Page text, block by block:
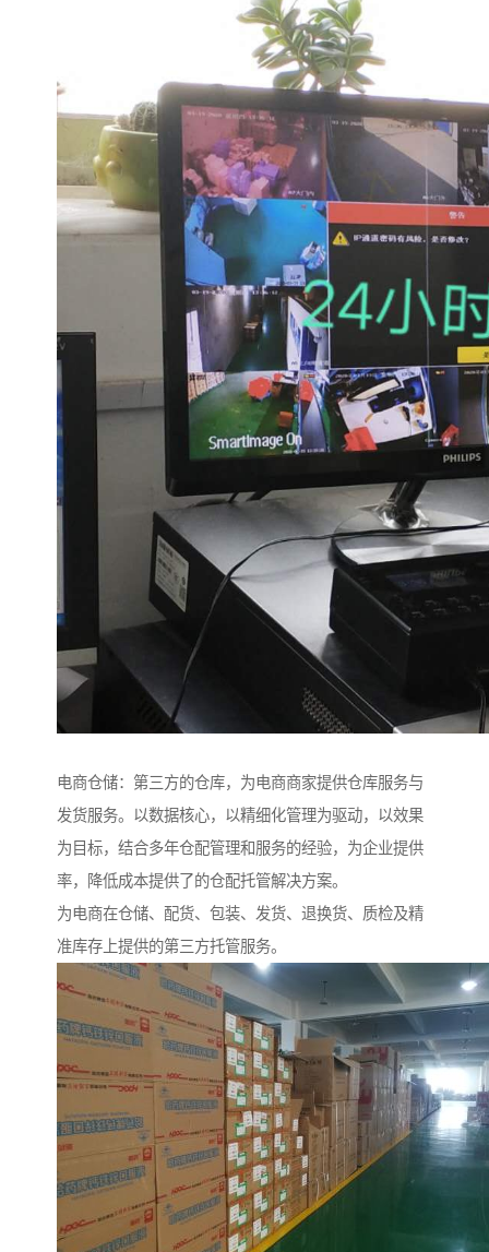
电商仓储：第三方的仓库，为电商商家提供仓库服务与
发货服务。以数据核心，以精细化管理为驱动，以效果
为目标，结合多年仓配管理和服务的经验，为企业提供
率，降低成本提供了的仓配托管解决方案。
为电商在仓储、配货、包装、发货、退换货、质检及精
准库存上提供的第三方托管服务。